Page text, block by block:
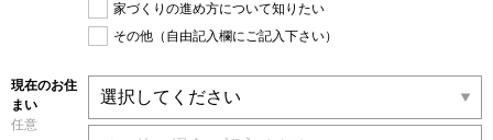
家づくりの進め方について知りたい
その他（自由記入欄にご記入下さい）
現在のお住
まい
任意